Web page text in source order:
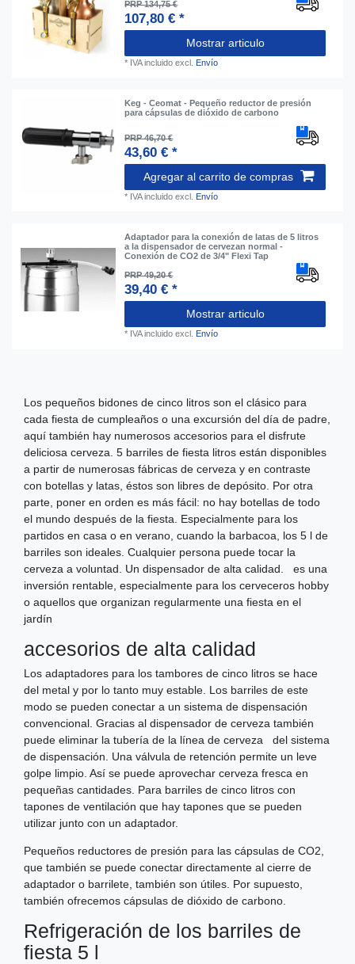
PRP 134,75 €
107,80 € *
Mostrar articulo
* IVA incluido excl. Envío
Keg - Ceomat - Pequeño reductor de presión
para cápsulas de dióxido de carbono
PRP 46,70 €
43,60 € *
Agregar al carrito de compras
* IVA incluido excl. Envío
Adaptador para la conexión de latas de 5 litros
a la dispensador de cervezan normal -
Conexión de CO2 de 3/4" Flexi Tap
PRP 49,20 €
39,40 € *
Mostrar articulo
* IVA incluido excl. Envío
Los pequeños bidones de cinco litros son el clásico para
cada fiesta de cumpleaños o una excursión del día de padre,
aquí también hay numerosos accesorios para el disfrute
deliciosa cerveza. 5 barriles de fiesta litros están disponibles
a partir de numerosas fábricas de cerveza y en contraste
con botellas y latas, éstos son libres de depósito. Por otra
parte, poner en orden es más fácil: no hay botellas de todo
el mundo después de la fiesta. Especialmente para los
partidos en casa o en verano, cuando la barbacoa, los 5 l de
barriles son ideales. Cualquier persona puede tocar la
cerveza a voluntad. Un dispensador de alta calidad. es una
inversión rentable, especialmente para los cerveceros hobby
o aquellos que organizan regularmente una fiesta en el
jardín
accesorios de alta calidad
Los adaptadores para los tambores de cinco litros se hace
del metal y por lo tanto muy estable. Los barriles de este
modo se pueden conectar a un sistema de dispensación
convencional. Gracias al dispensador de cerveza también
puede eliminar la tubería de la línea de cerveza del sistema
de dispensación. Una válvula de retención permite un leve
golpe limpio. Así se puede aprovechar cerveza fresca en
pequeñas cantidades. Para barriles de cinco litros con
tapones de ventilación que hay tapones que se pueden
utilizar junto con un adaptador.
Pequeños reductores de presión para las cápsulas de CO2,
que también se puede conectar directamente al cierre de
adaptador o barrilete, también son útiles. Por supuesto,
también ofrecemos cápsulas de dióxido de carbono.
Refrigeración de los barriles de
fiesta 5 l